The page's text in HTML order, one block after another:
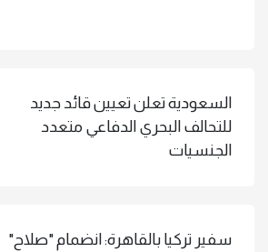
السعودية تعلن تعيين قائد جديد
للتحالف البحري الدفاعي متعدد
الجنسيات
سفير تركيا بالقاهرة: انضمام "صلاح"